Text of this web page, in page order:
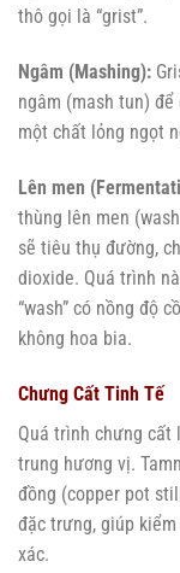
thô gọi là “grist”.
Ngâm (Mashing):
ngâm (mash tun)
một chất lỏng ngọt
Lên men
thùng lên men
sẽ tiêu thụ đường,
dioxide. Quá trình
“wash” có nồng độ
không hoa bia.
Chưng Cất Tinh Tế
Quá trình chưng cất
trung hương vị.
đồng (copper pot
đặc trưng, giúp
xác.